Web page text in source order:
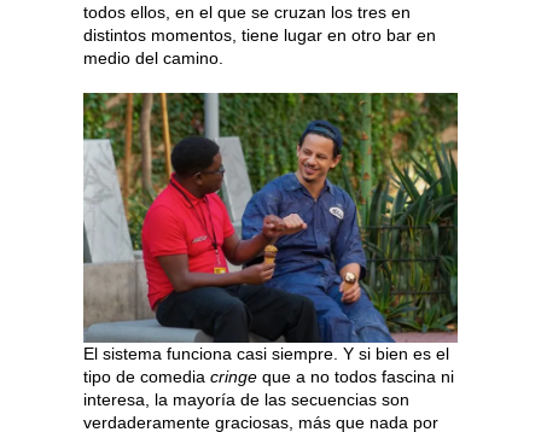
todos ellos, en el que se cruzan los tres en
distintos momentos, tiene lugar en otro bar en
medio del camino.
El sistema funciona casi siempre. Y si bien es el
tipo de comedia cringe que a no todos fascina ni
interesa, la mayoría de las secuencias son
verdaderamente graciosas, más que nada por